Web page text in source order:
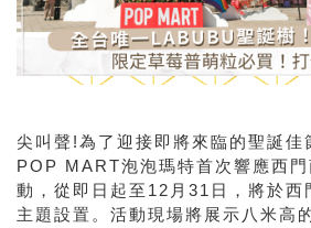
尖叫聲!為了迎接即將來臨的聖誕佳
POP MART泡泡瑪特首次響應西
動，從即日起至12月31日，將於西
主題設置。活動現場將展示八米高